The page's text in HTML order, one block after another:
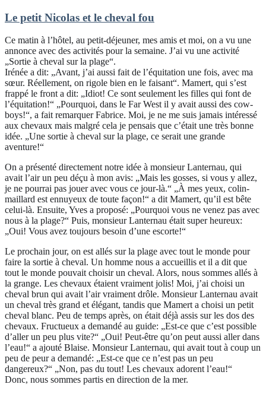
Le petit Nicolas et le cheval fou
Ce matin à l’hôtel, au petit-déjeuner, mes amis et moi, on a vu une
annonce avec des activités pour la semaine. J’ai vu une activité
„Sortie à cheval sur la plage“.
Irénée a dit: „Avant, j’ai aussi fait de l’équitation une fois, avec ma
sœur. Réellement, on rigole bien en le faisant“. Mamert, qui s’est
frappé le front a dit: „Idiot! Ce sont seulement les filles qui font de
l’équitation!“ „Pourquoi, dans le Far West il y avait aussi des cow-
boys!“, a fait remarquer Fabrice. Moi, je ne me suis jamais intéressé
aux chevaux mais malgré cela je pensais que c’était une très bonne
idée. „Une sortie à cheval sur la plage, ce serait une grande
aventure!“
On a présenté directement notre idée à monsieur Lanternau, qui
avait l’air un peu déçu à mon avis: „Mais les gosses, si vous y allez,
je ne pourrai pas jouer avec vous ce jour-là.“ „À mes yeux, colin-
maillard est ennuyeux de toute façon!“ a dit Mamert, qu’il est bête
celui-là. Ensuite, Yves a proposé: „Pourquoi vous ne venez pas avec
nous à la plage?“ Puis, monsieur Lanternau était super heureux:
„Oui! Vous avez toujours besoin d’une escorte!“
Le prochain jour, on est allés sur la plage avec tout le monde pour
faire la sortie à cheval. Un homme nous a accueillis et il a dit que
tout le monde pouvait choisir un cheval. Alors, nous sommes allés à
la grange. Les chevaux étaient vraiment jolis! Moi, j’ai choisi un
cheval brun qui avait l’air vraiment drôle. Monsieur Lanternau avait
un cheval très grand et élégant, tandis que Mamert a choisi un petit
cheval blanc. Peu de temps après, on était déjà assis sur les dos des
chevaux. Fructueux a demandé au guide: „Est-ce que c’est possible
d’aller un peu plus vite?“ „Oui! Peut-être qu’on peut aussi aller dans
l’eau!“ a ajouté Blaise. Monsieur Lanternau, qui avait tout à coup un
peu de peur a demandé: „Est-ce que ce n’est pas un peu
dangereux?“ „Non, pas du tout! Les chevaux adorent l’eau!“
Donc, nous sommes partis en direction de la mer.